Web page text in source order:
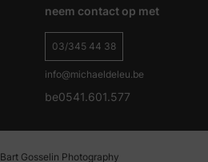
neem contact op met
03/345 44 38
info@michaeldeleu.be
be0541.601.577
Bart Gosselin Photography